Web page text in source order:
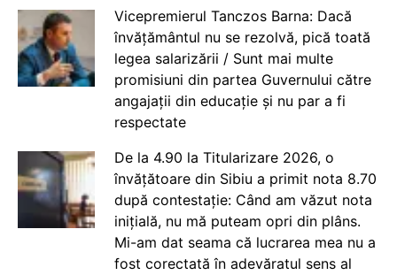
Vicepremierul Tanczos Barna: Dacă
învățământul nu se rezolvă, pică toată
legea salarizării / Sunt mai multe
promisiuni din partea Guvernului către
angajații din educație și nu par a fi
respectate
De la 4.90 la Titularizare 2026, o
învățătoare din Sibiu a primit nota 8.70
după contestație: Când am văzut nota
inițială, nu mă puteam opri din plâns.
Mi-am dat seama că lucrarea mea nu a
fost corectată în adevăratul sens al